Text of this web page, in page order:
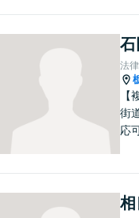
合
石
法
【
街
応
い